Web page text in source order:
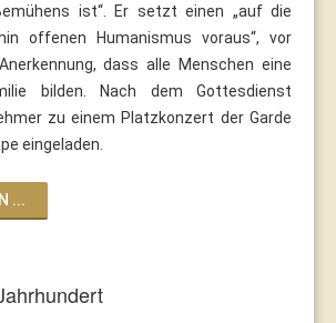
ist“. Er setzt einen „auf die
offenen Humanismus voraus“, vor
dass alle Menschen eine
bilden. Nach dem Gottesdienst
zu einem Platzkonzert der Garde
eingeladen.
...